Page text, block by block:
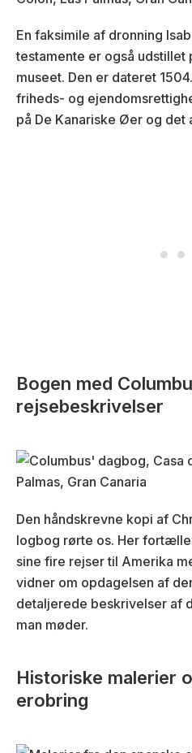
En faksimile af dronning
testamente er også udstillet
museet. Den er dateret
friheds- og
på De Kanariske Øer og det
Bogen med
rejsebeskrivelser
Den håndskrevne kopi af
logbog rørte os. Her
sine fire rejser til Amerika
vidner om opdagelsen af
detaljerede beskrivelser af
man møder.
Historiske malerier
erobring